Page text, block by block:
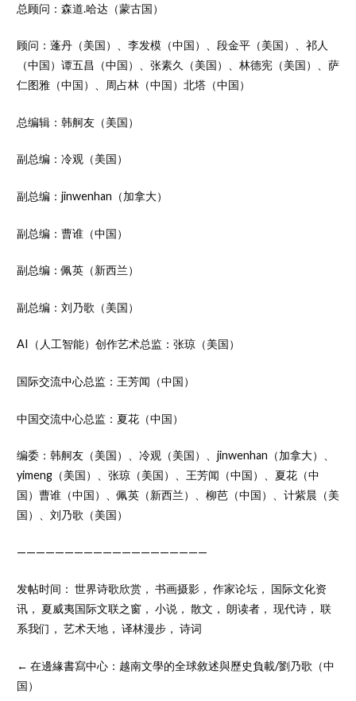
总顾问：森道.哈达（蒙古国）
顾问：蓬丹（美国）、李发模（中国）、段金平（美国）、祁人
（中国）谭五昌（中国）、张素久（美国）、林德宪（美国）、萨
仁图雅（中国）、周占林（中国）北塔（中国）
总编辑：韩舸友（美国）
副总编：冷观（美国）
副总编：jinwenhan（加拿大）
副总编：曹谁（中国）
副总编：佩英（新西兰）
副总编：刘乃歌（美国）
AI（人工智能）创作艺术总监：张琼（美国）
国际交流中心总监：王芳闻（中国）
中国交流中心总监：夏花（中国）
编委：韩舸友（美国）、冷观（美国）、jinwenhan（加拿大）、
yimeng（美国）、张琼（美国）、王芳闻（中国）、夏花（中
国）曹谁（中国）、佩英（新西兰）、柳芭（中国）、计紫晨（美
国）、刘乃歌（美国）
————————————————————
发帖时间： 世界诗歌欣赏， 书画摄影， 作家论坛， 国际文化资
讯， 夏威夷国际文联之窗， 小说， 散文 ， 朗读者， 现代诗， 联
系我们 ， 艺术天地， 译林漫步， 诗词
← 在邊緣書寫中心：越南文學的全球敘述與歷史負載/劉乃歌（中
国）